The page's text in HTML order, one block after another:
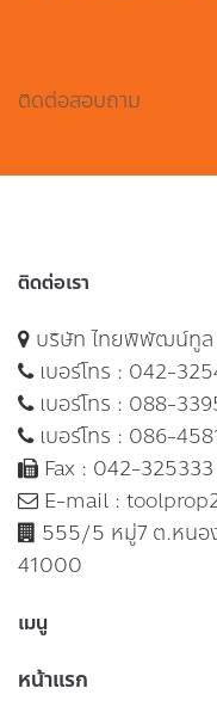
ติดต่อสอบถาม
ติดต่อเรา
บริษัท ไทยพิพัฒน์ทูล
เบอร์โทร : 042-
เบอร์โทร : 088-
เบอร์โทร : 086-
Fax : 042-325333
E-mail :
555/5 หมู่7 ต.หนอ
41000
เมนู
หน้าแรก